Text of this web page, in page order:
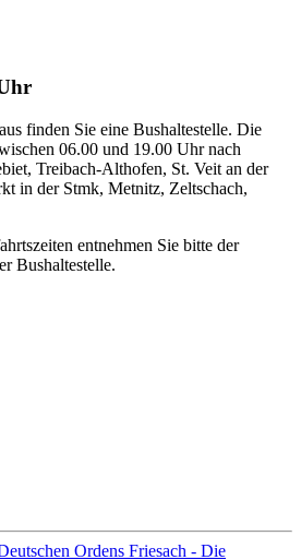
finden Sie eine Bushaltestelle. Die
06.00 und 19.00 Uhr nach
Treibach-Althofen, St. Veit an der
in der Stmk, Metnitz, Zeltschach,
entnehmen Sie bitte der
Bushaltestelle.